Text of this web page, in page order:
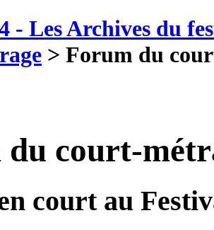
- Les Archives du
> Forum du
court-
court au